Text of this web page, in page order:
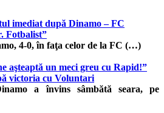
imediat după Dinamo – FC
Fotbalist”
4-0, în faţa celor de la FC (…)
aşteaptă un meci greu cu Rapid!”
victoria cu Voluntari
a învins sâmbătă seara, pe